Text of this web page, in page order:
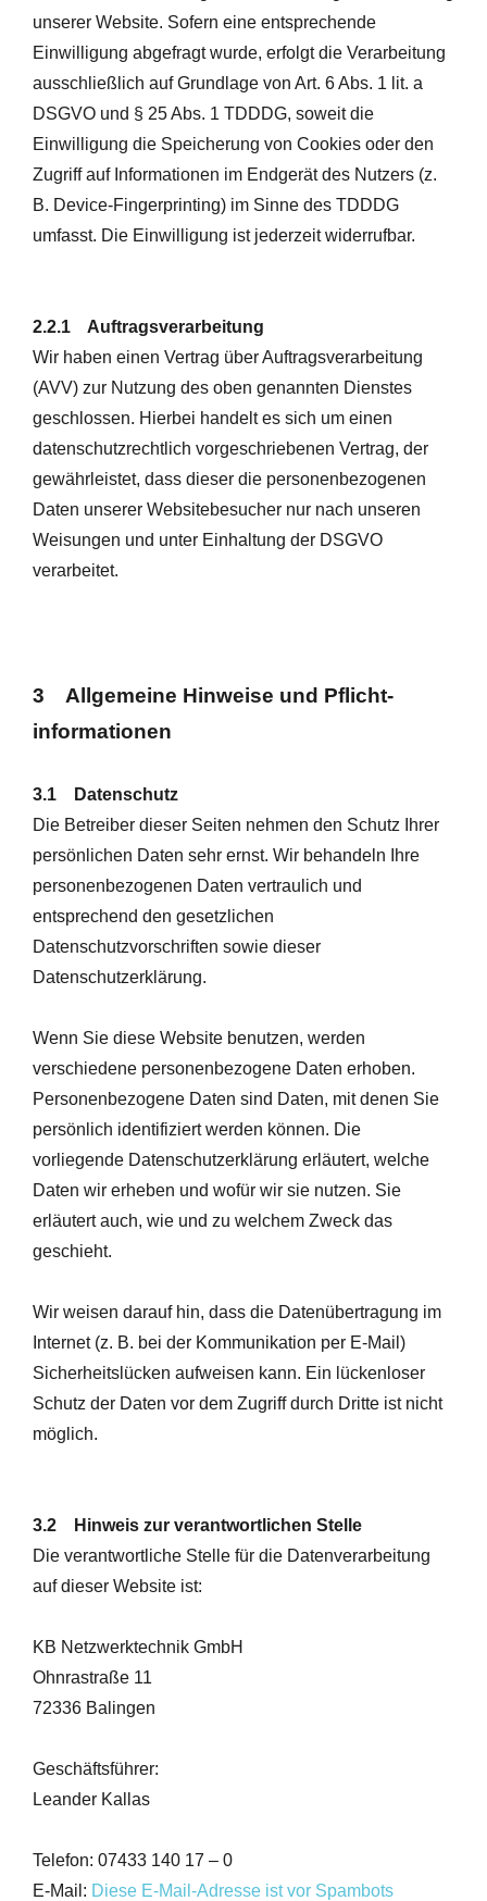
unserer Website. Sofern eine entsprechende
Einwilligung abgefragt wurde, erfolgt die Verarbeitung
ausschließlich auf Grundlage von Art. 6 Abs. 1 lit. a
DSGVO und § 25 Abs. 1 TDDDG, soweit die
Einwilligung die Speicherung von Cookies oder den
Zugriff auf Informationen im Endgerät des Nutzers (z.
B. Device-Fingerprinting) im Sinne des TDDDG
umfasst. Die Einwilligung ist jederzeit widerrufbar.
2.2.1 Auftragsverarbeitung
Wir haben einen Vertrag über Auftragsverarbeitung
(AVV) zur Nutzung des oben genannten Dienstes
geschlossen. Hierbei handelt es sich um einen
datenschutzrechtlich vorgeschriebenen Vertrag, der
gewährleistet, dass dieser die personenbezogenen
Daten unserer Websitebesucher nur nach unseren
Weisungen und unter Einhaltung der DSGVO
verarbeitet.
3 Allgemeine Hinweise und Pflicht­
informationen
3.1 Datenschutz
Die Betreiber dieser Seiten nehmen den Schutz Ihrer
persönlichen Daten sehr ernst. Wir behandeln Ihre
personenbezogenen Daten vertraulich und
entsprechend den gesetzlichen
Datenschutzvorschriften sowie dieser
Datenschutzerklärung.
Wenn Sie diese Website benutzen, werden
verschiedene personenbezogene Daten erhoben.
Personenbezogene Daten sind Daten, mit denen Sie
persönlich identifiziert werden können. Die
vorliegende Datenschutzerklärung erläutert, welche
Daten wir erheben und wofür wir sie nutzen. Sie
erläutert auch, wie und zu welchem Zweck das
geschieht.
Wir weisen darauf hin, dass die Datenübertragung im
Internet (z. B. bei der Kommunikation per E-Mail)
Sicherheitslücken aufweisen kann. Ein lückenloser
Schutz der Daten vor dem Zugriff durch Dritte ist nicht
möglich.
3.2 Hinweis zur verantwortlichen Stelle
Die verantwortliche Stelle für die Datenverarbeitung
auf dieser Website ist:
KB Netzwerktechnik GmbH
Ohnrastraße 11
72336 Balingen
Geschäftsführer:
Leander Kallas
Telefon: 07433 140 17 – 0
E-Mail: Diese E-Mail-Adresse ist vor Spambots